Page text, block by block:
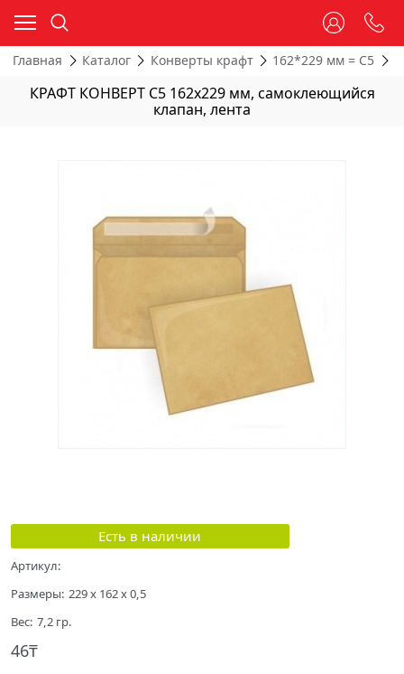
Главная Каталог Конверты крафт 162*229 мм = С5
КРАФТ КОНВЕРТ С5 162х229 мм, самоклеющийся
клапан, лента
Есть в наличии
Артикул:
Размеры: 229 x 162 x 0,5
Вес: 7,2 гр.
46₸